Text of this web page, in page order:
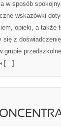
w sposób
wskazówki
opieki, a także
z
grupie
[…]